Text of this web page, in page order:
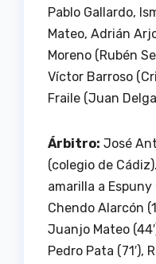
Pablo Gallardo,
Mateo, Adrián
Moreno (Rubén
Víctor Barroso
Fraile (Juan
Árbitro: José
(colegio de
amarilla a Espuny
Chendo Alarcón
Juanjo Mateo
Pedro Pata (71′),